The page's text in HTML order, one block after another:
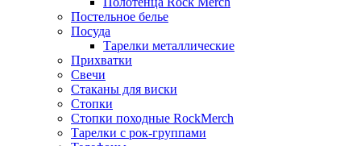
Постельное белье
Посуда
Тарелки металлические
Прихватки
Свечи
Стаканы для виски
Стопки
Стопки походные RockMerch
Тарелки с рок-группами